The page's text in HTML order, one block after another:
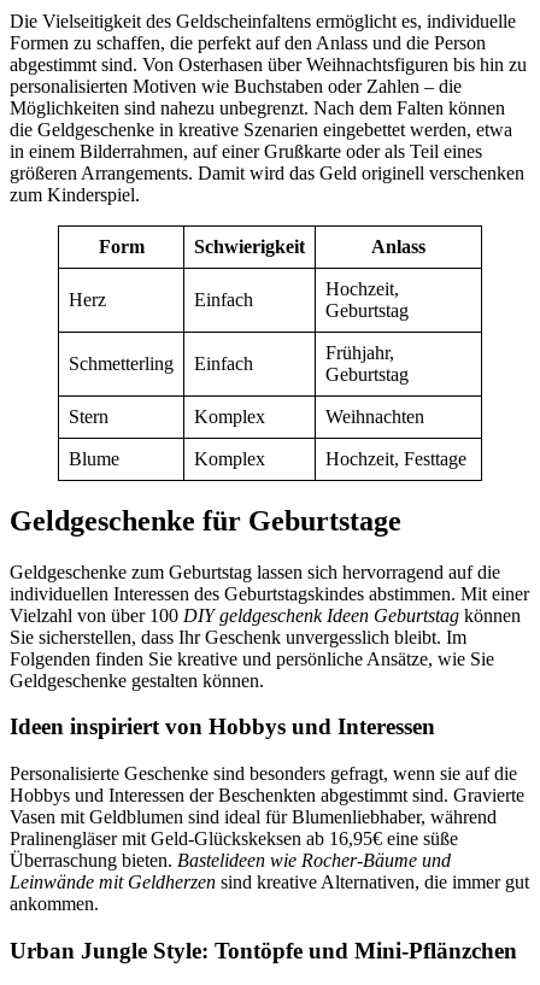
Die Vielseitigkeit des Geldscheinfaltens ermöglicht es, individuelle
Formen zu schaffen, die perfekt auf den Anlass und die Person
abgestimmt sind. Von Osterhasen über Weihnachtsfiguren bis hin zu
personalisierten Motiven wie Buchstaben oder Zahlen – die
Möglichkeiten sind nahezu unbegrenzt. Nach dem Falten können
die Geldgeschenke in kreative Szenarien eingebettet werden, etwa
in einem Bilderrahmen, auf einer Grußkarte oder als Teil eines
größeren Arrangements. Damit wird das Geld originell verschenken
zum Kinderspiel.
Form Schwierigkeit Anlass
Herz Einfach
Hochzeit,
Geburtstag
Schmetterling Einfach
Frühjahr,
Geburtstag
Stern Komplex Weihnachten
Blume Komplex Hochzeit, Festtage
Geldgeschenke für Geburtstage
Geldgeschenke zum Geburtstag lassen sich hervorragend auf die
individuellen Interessen des Geburtstagskindes abstimmen. Mit einer
Vielzahl von über 100 DIY geldgeschenk Ideen Geburtstag können
Sie sicherstellen, dass Ihr Geschenk unvergesslich bleibt. Im
Folgenden finden Sie kreative und persönliche Ansätze, wie Sie
Geldgeschenke gestalten können.
Ideen inspiriert von Hobbys und Interessen
Personalisierte Geschenke sind besonders gefragt, wenn sie auf die
Hobbys und Interessen der Beschenkten abgestimmt sind. Gravierte
Vasen mit Geldblumen sind ideal für Blumenliebhaber, während
Pralinengläser mit Geld-Glückskeksen ab 16,95€ eine süße
Überraschung bieten. Bastelideen wie Rocher-Bäume und
Leinwände mit Geldherzen sind kreative Alternativen, die immer gut
ankommen.
Urban Jungle Style: Tontöpfe und Mini-Pflänzchen